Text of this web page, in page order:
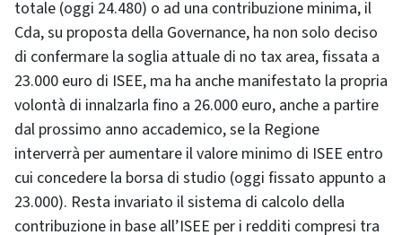
totale (oggi 24.480) o ad una contribuzione minima, il
Cda, su proposta della Governance, ha non solo deciso
di confermare la soglia attuale di no tax area, fissata a
23.000 euro di ISEE, ma ha anche manifestato la propria
volontà di innalzarla fino a 26.000 euro, anche a partire
dal prossimo anno accademico, se la Regione
interverrà per aumentare il valore minimo di ISEE entro
cui concedere la borsa di studio (oggi fissato appunto a
23.000). Resta invariato il sistema di calcolo della
contribuzione in base all’ISEE per i redditi compresi tra